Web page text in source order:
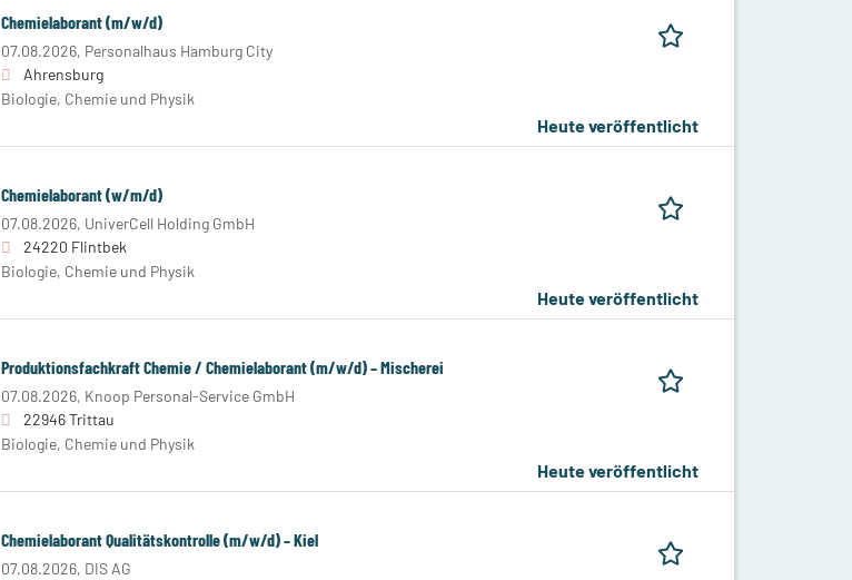
Chemielaborant (m/w/d)
07.08.2026, Personalhaus Hamburg City
Ahrensburg
Biologie, Chemie und Physik
Heute veröffentlicht
Chemielaborant (w/m/d)
07.08.2026, UniverCell Holding GmbH
24220 Flintbek
Biologie, Chemie und Physik
Heute veröffentlicht
Produktionsfachkraft Chemie / Chemielaborant (m/w/d) – Mischerei
07.08.2026, Knoop Personal-Service GmbH
22946 Trittau
Biologie, Chemie und Physik
Heute veröffentlicht
Chemielaborant Qualitätskontrolle (m/w/d) – Kiel
07.08.2026, DIS AG